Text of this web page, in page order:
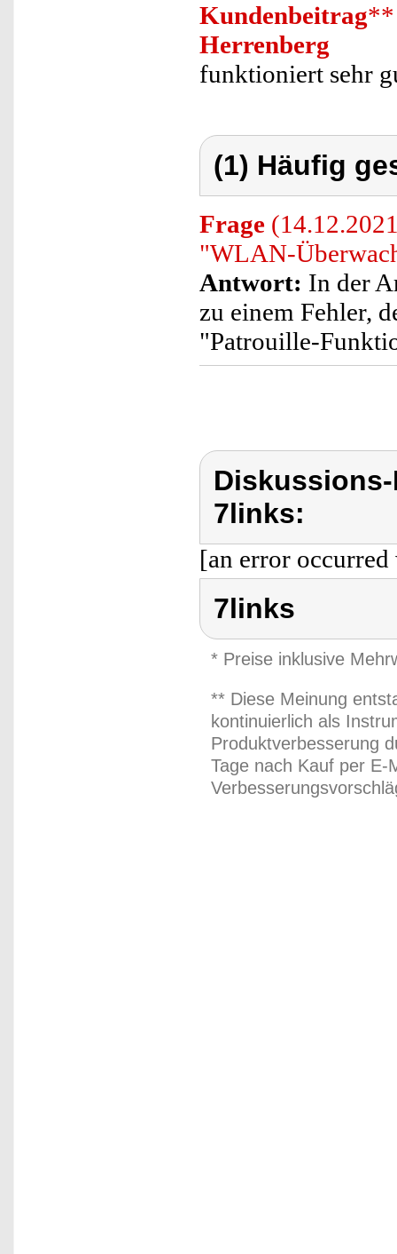
Kundenbeitrag**
Herrenberg
funktioniert sehr
(1) Häufig
Frage
"WLAN-
Antwort: In der
zu einem Fehler,
"Patrouille-
7links:
[an error
7links
* Preise inklusive
** Diese Meinung
kontinuierlich als
Produktverbesserung
Tage nach Kauf per E-